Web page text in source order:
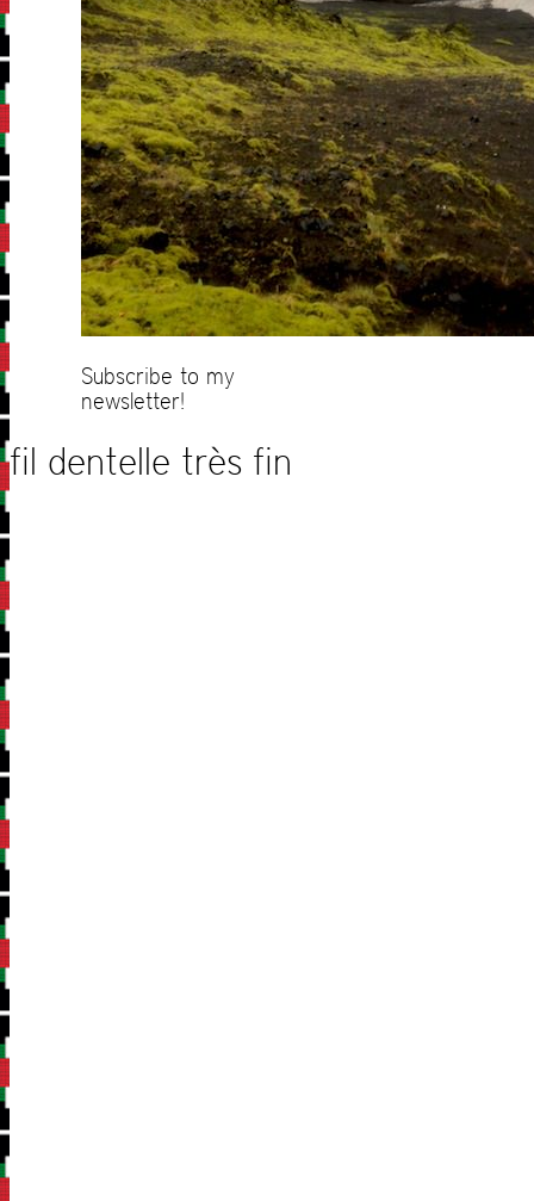
Subscribe to my
newsletter!
fil dentelle très fin